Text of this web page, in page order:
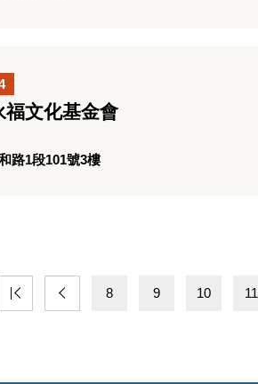
福文化基金會
路1段101號3樓
8 9 10 11